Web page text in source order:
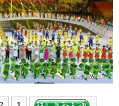
السياحة والبيئة
الصور